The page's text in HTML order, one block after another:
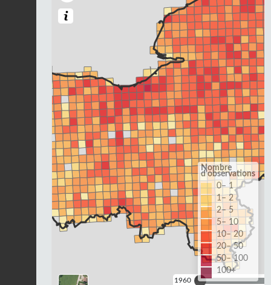
1960
Nombre
d'observations
0– 1
1– 2
2– 5
5– 10
10– 20
20– 50
50– 100
100+